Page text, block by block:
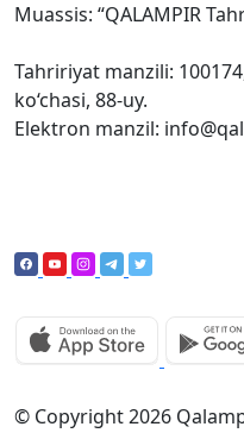
Muassis: “QALAMPIR
Tahririyat manzili:
ko‘chasi, 88-uy.
Elektron manzil:
© Copyright 2026